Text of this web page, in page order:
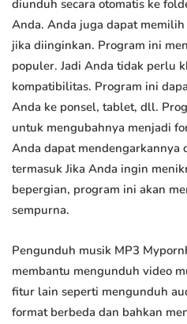
diunduh secara otomatis ke
Anda. Anda juga dapat
jika diinginkan. Program ini
populer. Jadi Anda tidak perlu
kompatibilitas. Program ini
Anda ke ponsel, tablet, dll.
untuk mengubahnya menjadi
Anda dapat mendengarkannya
termasuk Jika Anda ingin
bepergian, program ini akan
sempurna.
Pengunduh musik MP3
membantu mengunduh video
fitur lain seperti mengunduh
format berbeda dan bahkan